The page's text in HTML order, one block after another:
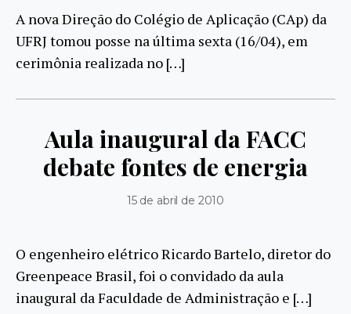
A nova Direção do Colégio de Aplicação (CAp) da
UFRJ tomou posse na última sexta (16/04), em
cerimônia realizada no […]
Aula inaugural da FACC
debate fontes de energia
15 de abril de 2010
O engenheiro elétrico Ricardo Bartelo, diretor do
Greenpeace Brasil, foi o convidado da aula
inaugural da Faculdade de Administração e […]